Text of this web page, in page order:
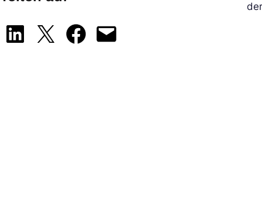
Share on LinkedIn
Share on X Share on Facebook
Email this Page
der